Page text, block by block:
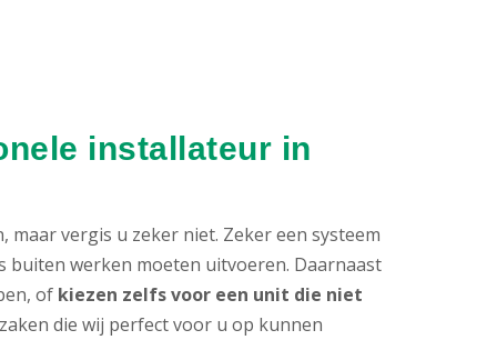
installateur in
vergis u zeker niet. Zeker een systeem
buiten werken moeten uitvoeren. Daarnaast
of kiezen zelfs voor een unit die niet
die wij perfect voor u op kunnen